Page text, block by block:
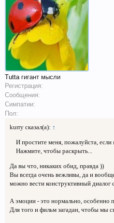
Tutta гигант мысли
Регистрация:
Сообщения:
Симпатии:
Пол:
kurry сказал(а): ↑
И простите меня, пожалуйста,
Нажмите, чтобы раскрыть...
Да вы что, никаких обид, правда ))
Вы всегда очень вежливы, да и
можно вести конструктивный диалог
А эмоции - это нормально, особенно
Для того и фильм загадан, чтобы мы